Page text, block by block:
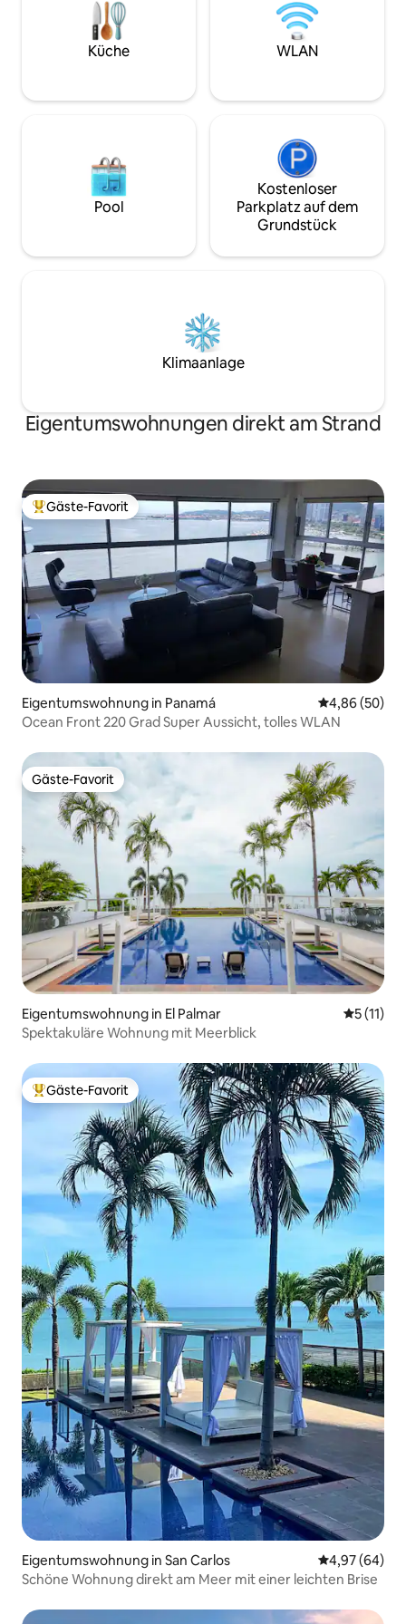
akzeptieren
Aufenthalte, die
dauern …
Küche WLAN
Pool
Kostenloser
Parkplatz auf dem
Grundstück
Klimaanlage
Eigentumswohnungen direkt am Strand
Beliebter Gäste-Favorit.
Gäste-Favorit
Eigentumswohnung in Panamá
4,86 (50)
Ocean Front 220 Grad Super Aussicht, tolles WLAN
Gäste-Favorit
Gäste-Favorit
Eigentumswohnung in El Palmar
5 (11)
Spektakuläre Wohnung mit Meerblick
Beliebter Gäste-Favorit.
Gäste-Favorit
Eigentumswohnung in San Carlos
4,97 (64)
Schöne Wohnung direkt am Meer mit einer leichten Brise